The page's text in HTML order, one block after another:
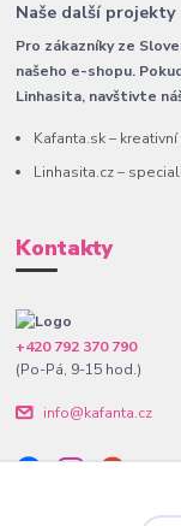
Naše další projekty
Pro zákazníky ze
našeho e-shopu.
Linhasita, navštivte
Kafanta.sk –
Linhasita.cz –
Kontakty
+420 792 370 790
(Po-Pá, 9-15 hod.)
info@kafanta.cz